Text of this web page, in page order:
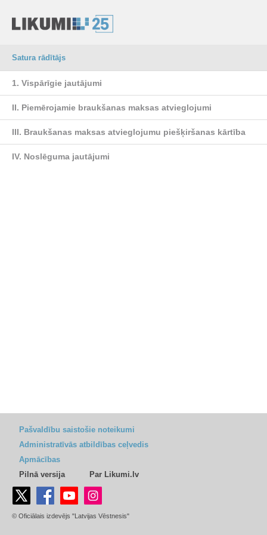
Satura rādītājs
1. Vispārīgie jautājumi
II. Piemērojamie braukšanas maksas atvieglojumi
III. Braukšanas maksas atvieglojumu piešķiršanas kārtība
IV. Noslēguma jautājumi
Pašvaldību saistošie noteikumi
Administratīvās atbildības ceļvedis
Apmācības
Pilnā versija
Par Likumi.lv
© Oficiālais izdevējs "Latvijas Vēstnesis"